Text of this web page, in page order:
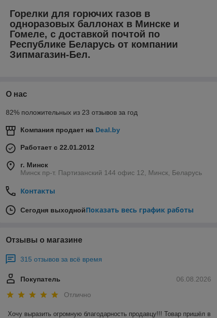
Горелки для горючих газов в
одноразовых баллонах в Минске и
Гомеле, с доставкой почтой по
Республике Беларусь от компании
Зипмагазин-Бел.
О нас
82% положительных из 23 отзывов за год
Компания продает на Deal.by
Работает с 22.01.2012
г. Минск
Минск пр-т. Партизанский 144 офис 12, Минск, Беларусь
Контакты
Сегодня выходнойПоказать весь график работы
Отзывы о магазине
315 отзывов за всё время
06.08.2026
Покупатель
Отлично
Хочу выразить огромную благодарность продавцу!!! Товар пришёл в